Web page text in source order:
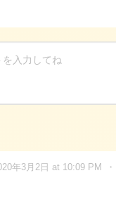
年3月2日 at 10:09 PM